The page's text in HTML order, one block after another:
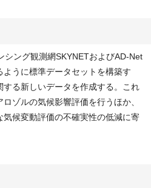
ング観測網SKYNETおよびAD-Net
うに標準データセットを構築す
る新しいデータを作成する。これ
ゾルの気候影響評価を行うほか、
候変動評価の不確実性の低減に寄